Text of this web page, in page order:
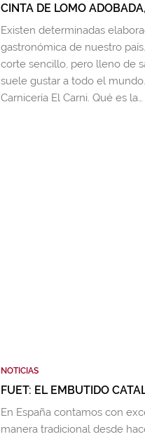
CINTA DE LOMO
Existen determinadas
gastronómica de nuestro
corte sencillo, pero lleno de
suele gustar a todo el
Carnicería El Carni. Qué es la…
NOTICIAS
FUET: EL EMBUTIDO
En España contamos con
manera tradicional desde